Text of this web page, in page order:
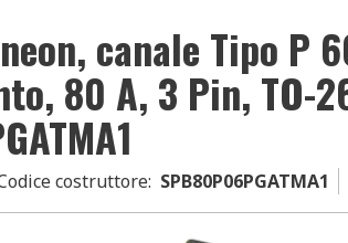
canale Tipo P
80 A, 3 Pin, TO-
costruttore: SPB80P06PGATMA1